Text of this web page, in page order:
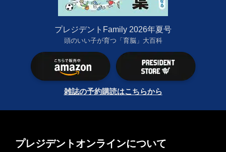
プレジデントFamily 2026年夏号
頭のいい子が育つ「育脳」大百科
雑誌の予約購読はこちらから
プレジデントオンラインについて